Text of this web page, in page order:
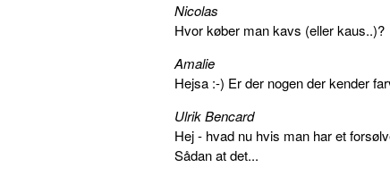
Nicolas
Hvor køber man kavs (eller kaus..)?
Amalie
Hejsa :-) Er der nogen der kender
Ulrik Bencard
Hej - hvad nu hvis man har et
Sådan at det...